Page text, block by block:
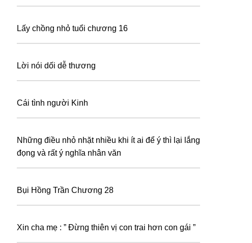
Lấy chồng nhỏ tuổi chương 16
Lời nói dối dễ thương
Cái tình người Kinh
Những điều nhỏ nhặt nhiều khi ít ai để ý thì lại lắng
đọng và rất ý nghĩa nhân văn
Bụi Hồng Trần Chương 28
Xin cha mẹ : ” Đừng thiên vị con trai hơn con gái ”